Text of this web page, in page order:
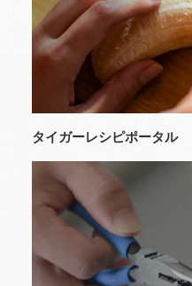
タイガーレシピポータル